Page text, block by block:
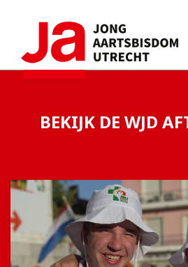
BEKIJK DE WJD